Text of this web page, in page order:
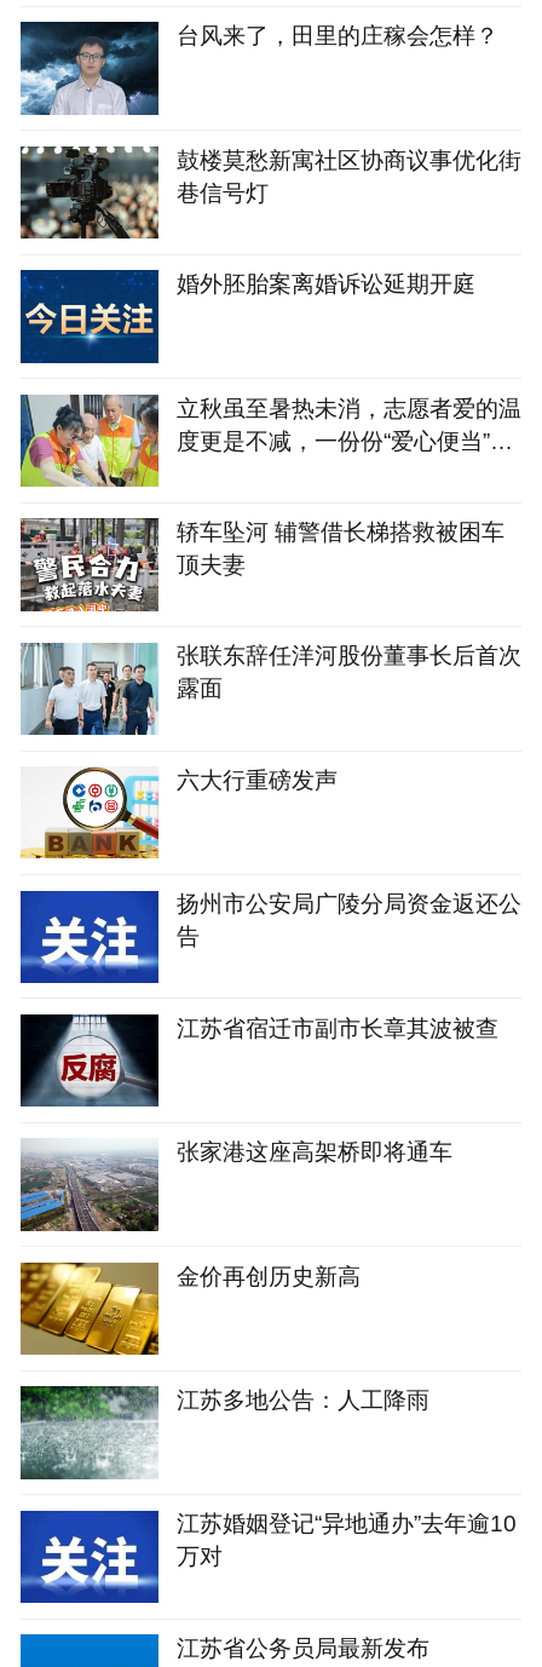
台风来了，田里的庄稼会怎样？
鼓楼莫愁新寓社区协商议事优化街
巷信号灯
婚外胚胎案离婚诉讼延期开庭
立秋虽至暑热未消，志愿者爱的温
度更是不减，一份份“爱心便当”暖
轿车坠河 辅警借长梯搭救被困车
顶夫妻
张联东辞任洋河股份董事长后首次
露面
六大行重磅发声
扬州市公安局广陵分局资金返还公
告
江苏省宿迁市副市长章其波被查
张家港这座高架桥即将通车
金价再创历史新高
江苏多地公告：人工降雨
江苏婚姻登记“异地通办”去年逾10
万对
江苏省公务员局最新发布